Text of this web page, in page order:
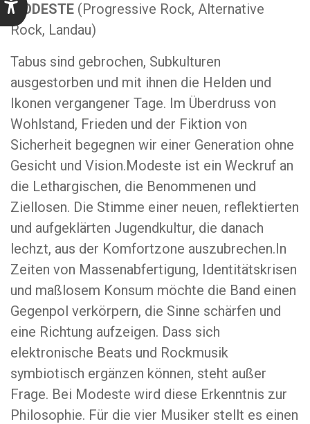
MODESTE (Progressive Rock, Alternative
Rock, Landau)
Tabus sind gebrochen, Subkulturen
ausgestorben und mit ihnen die Helden und
Ikonen vergangener Tage. Im Überdruss von
Wohlstand, Frieden und der Fiktion von
Sicherheit begegnen wir einer Generation ohne
Gesicht und Vision.Modeste ist ein Weckruf an
die Lethargischen, die Benommenen und
Ziellosen. Die Stimme einer neuen, reflektierten
und aufgeklärten Jugendkultur, die danach
lechzt, aus der Komfortzone auszubrechen.In
Zeiten von Massenabfertigung, Identitätskrisen
und maßlosem Konsum möchte die Band einen
Gegenpol verkörpern, die Sinne schärfen und
eine Richtung aufzeigen. Dass sich
elektronische Beats und Rockmusik
symbiotisch ergänzen können, steht außer
Frage. Bei Modeste wird diese Erkenntnis zur
Philosophie. Für die vier Musiker stellt es einen